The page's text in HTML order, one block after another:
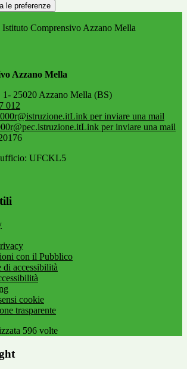
le preferenze
Istituto Comprensivo Azzano Mella
Azzano Mella
25020 Azzano Mella (BS)
012
Link per inviare una mail
Link per inviare una mail
UFCKL5
con il Pubblico
accessibilità
cookie
trasparente
596 volte